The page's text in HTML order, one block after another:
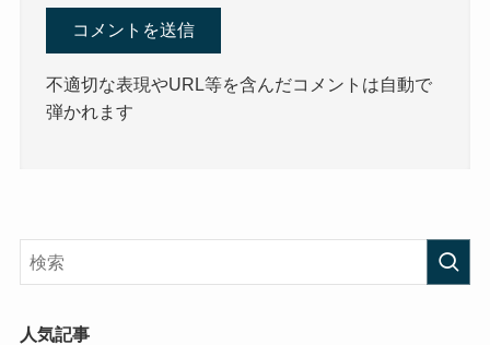
不適切な表現やURL等を含んだコメントは自動で
弾かれます
人気記事